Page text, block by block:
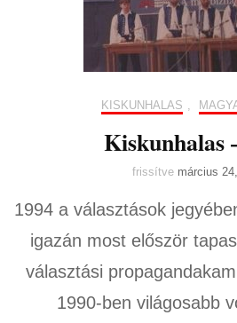
KISKUNHALAS ,
Kiskunhalas
frissítve március
1994 a választások
igazán most először
választási
1990-ben világosabb